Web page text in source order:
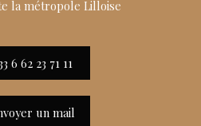
la métropole Lilloise
6 62 23 71 11
un mail